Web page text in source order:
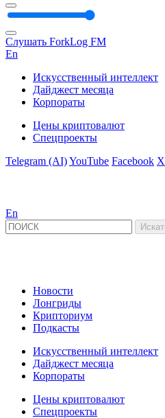
Слушать ForkLog FM
En
Искусственный интеллект
Дайджест месяца
Корпораты
Цены криптовалют
Спецпроекты
Telegram (AI)YouTube Facebook X
En
Новости
Лонгриды
Крипториум
Подкасты
Искусственный интеллект
Дайджест месяца
Корпораты
Цены криптовалют
Спецпроекты